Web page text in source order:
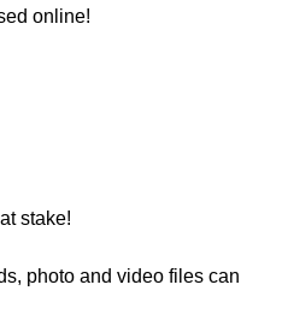
online!
stake!
photo and video files can